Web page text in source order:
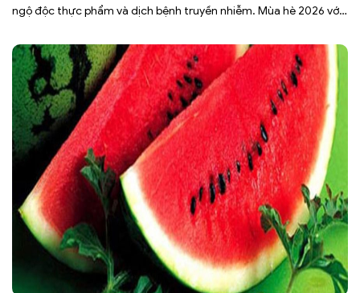
ngộ độc thực phẩm và dịch bệnh truyền nhiễm. Mùa hè 2026 với
sức […]